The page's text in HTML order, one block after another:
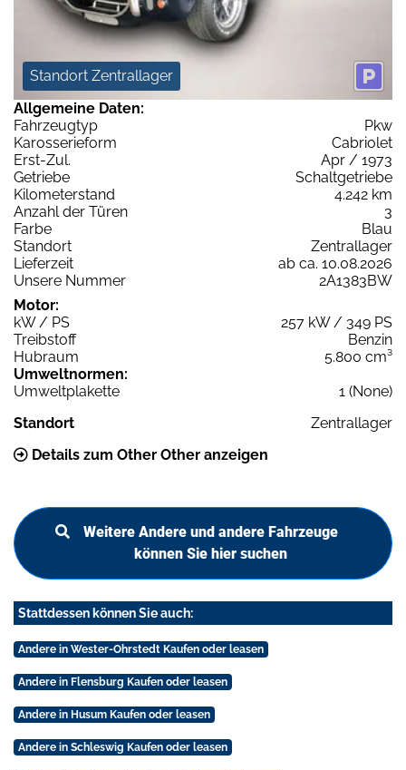
Standort Zentrallager
Allgemeine Daten:
Fahrzeugtyp
Pkw
Karosserieform
Cabriolet
Erst-Zul.
Apr / 1973
Getriebe
Schaltgetriebe
Kilometerstand
4.242 km
Anzahl der Türen
3
Farbe
Blau
Standort
Zentrallager
Lieferzeit
ab ca. 10.08.2026
Unsere Nummer
2A1383BW
Motor:
kW / PS
257 kW / 349 PS
Treibstoff
Benzin
Hubraum
5.800 cm³
Umweltnormen:
Umweltplakette
1 (None)
Standort
Zentrallager
Details zum Other Other anzeigen
Weitere Andere und andere Fahrzeuge
können Sie hier suchen
Stattdessen können Sie auch:
Andere in Wester-Ohrstedt Kaufen oder leasen
Andere in Flensburg Kaufen oder leasen
Andere in Husum Kaufen oder leasen
Andere in Schleswig Kaufen oder leasen